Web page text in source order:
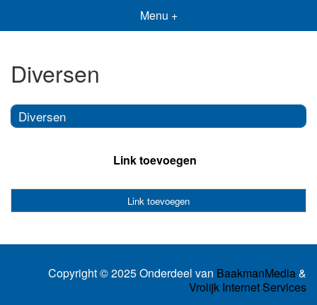
Menu +
Diversen
Diversen
Link toevoegen
Link toevoegen
Copyright © 2025 Onderdeel van BaakmanMedia&
Vrolijk Internet Services